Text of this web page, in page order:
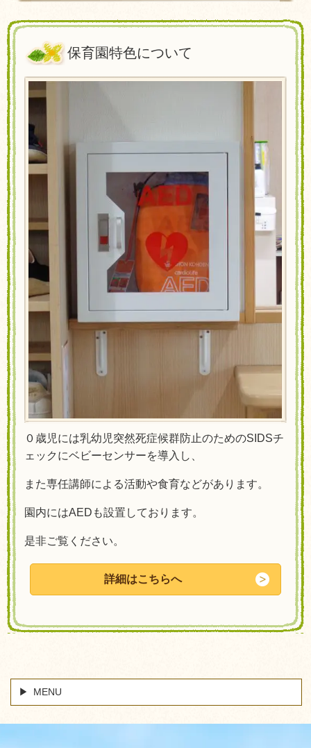
保育園特色について
０歳児には乳幼児突然死症候群防止のためのSIDSチ
ェックにベビーセンサーを導入し、
また専任講師による活動や食育などがあります。
園内にはAEDも設置しております。
是非ご覧ください。
詳細はこちらへ
MENU